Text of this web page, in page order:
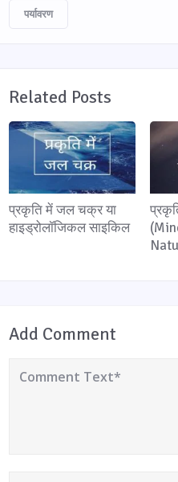
पर्यावरण
Related Posts
प्रकृति में जल चक्र या
हाइड्रोलॉजिकल साइकिल
Add Comment